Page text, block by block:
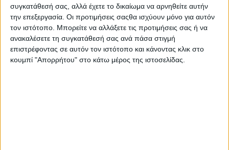
συγκατάθεσή σας, αλλά έχετε το δικαίωμα να αρνηθείτε αυτήν
την επεξεργασία. Οι προτιμήσεις σαςθα ισχύουν μόνο για αυτόν
τον ιστότοπο. Μπορείτε να αλλάξετε τις προτιμήσεις σας ή να
ανακαλέσετε τη συγκατάθεσή σας ανά πάσα στιγμή
επιστρέφοντας σε αυτόν τον ιστότοπο και κάνοντας κλικ στο
κουμπί "Απορρήτου" στο κάτω μέρος της ιστοσελίδας.